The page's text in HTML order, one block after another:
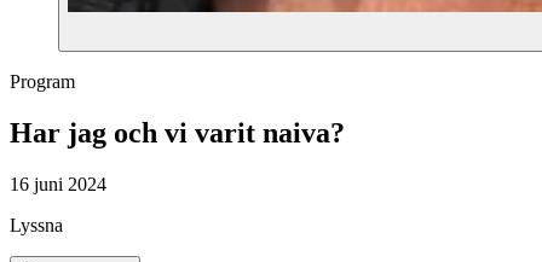
Program
Har jag och vi varit naiva?
16 juni 2024
Lyssna